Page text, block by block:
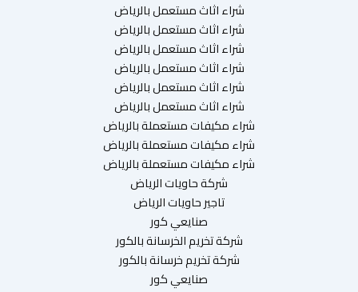
شراء اثاث مستعمل بالرياض
شراء اثاث مستعمل بالرياض
شراء اثاث مستعمل بالرياض
شراء اثاث مستعمل بالرياض
شراء اثاث مستعمل بالرياض
شراء اثاث مستعمل بالرياض
شراء مكيفات مستعملة بالرياض
شراء مكيفات مستعملة بالرياض
شراء مكيفات مستعملة بالرياض
شركة حاويات الرياض
تاجير حاويات الرياض
صنايعي كور
شركة تخريم الخرسانة بالكور
شركة تخريم خرسانة بالكور
صنايعي كور